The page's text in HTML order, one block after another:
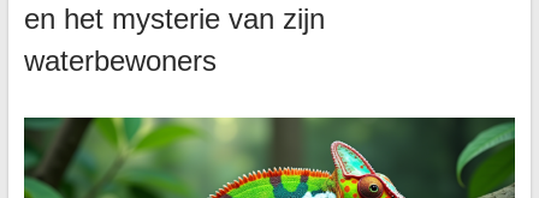
en het mysterie van zijn
waterbewoners